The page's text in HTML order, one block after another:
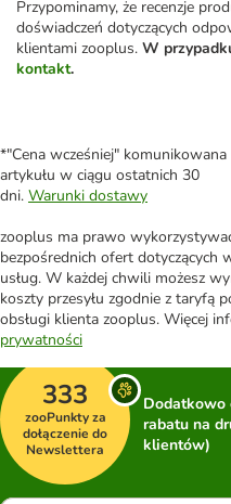
Przypominamy, że recenzje
doświadczeń dotyczących
klientami zooplus. W
kontakt.
*"Cena wcześniej"
artykułu w ciągu ostatnich 30
dni. Warunki dostawy
zooplus ma prawo
bezpośrednich ofert dotyczących
usług. W każdej chwili możesz
koszty przesyłu zgodnie z taryfą
obsługi klienta zooplus. Więcej
prywatności
333
zooPunkty za
dołączenie do
Newslettera
Dodatkowo
rabatu na
klientów)